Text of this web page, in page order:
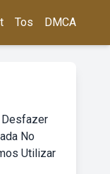
Tos DMCA
Desfazer
No
Utilizar